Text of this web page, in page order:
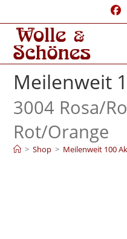
Meilenweit
3004 Rosa/
Rot/Orange
> Shop > Meilenweit 100